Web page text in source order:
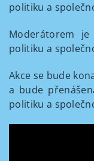
politiku a
Moderátorem je
politiku a
Akce se bude
a bude
politiku a